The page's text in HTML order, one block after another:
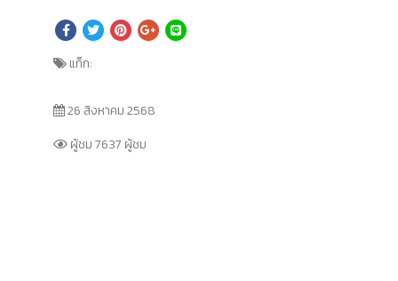
แท็ก:
26 สิงหาคม 2568
ผู้ชม 7637 ผู้ชม